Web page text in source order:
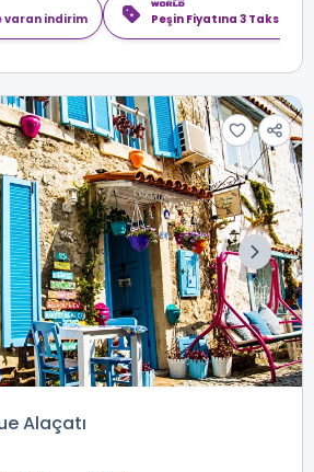
varan indirim Peşin Fiyatına 3 Taksit
Alaçatı